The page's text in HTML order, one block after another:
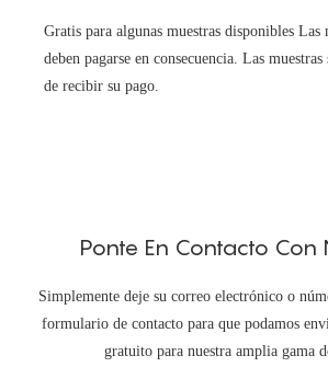
Gratis para algunas muestras disponibles
deben pagarse en consecuencia. Las muestras
de recibir su pago.
Ponte En Contacto Con
Simplemente deje su correo electrónico o
formulario de contacto para que podamos
gratuito para nuestra amplia gama